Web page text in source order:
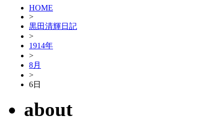
HOME
>
黒田清輝日記
>
1914年
>
8月
>
6日
about